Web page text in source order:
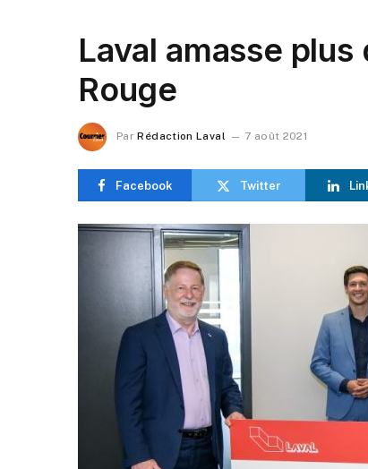
Laval amasse
Rouge
Par Rédaction Laval 7 août 2021
Facebook Twitter